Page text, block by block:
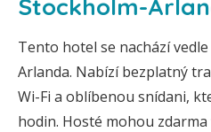
Stockholm-
Tento hotel se nachází
Arlanda. Nabízí bezplatný
Wi-Fi a oblíbenou snídani,
hodin. Hosté mohou